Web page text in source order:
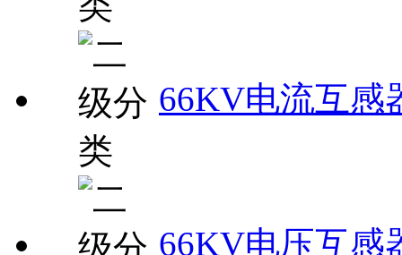
66KV电流互感
66KV电压互感